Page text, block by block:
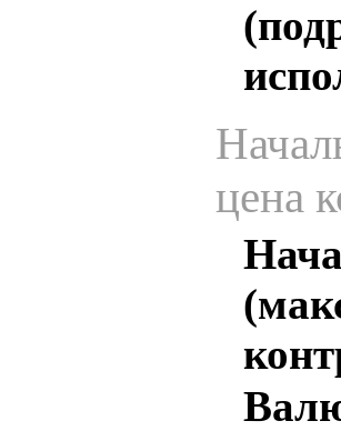
цена